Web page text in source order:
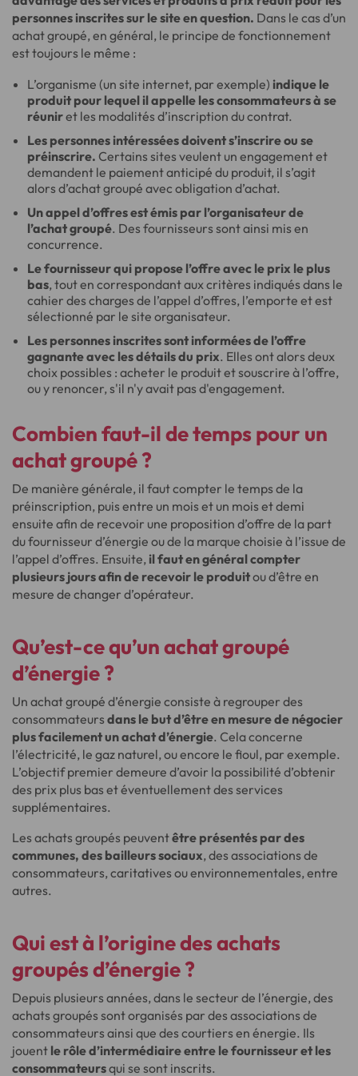
personnes inscrites sur le site en question. Dans le cas d’un
achat groupé, en général, le principe de fonctionnement
est toujours le même :
L’organisme (un site internet, par exemple) indique le
produit pour lequel il appelle les consommateurs à se
réuniret les modalités d’inscription du contrat.
Les personnes intéressées doivent s’inscrire ou se
préinscrire. Certains sites veulent un engagement et
demandent le paiement anticipé du produit, il s’agit
alors d’achat groupé avec obligation d’achat.
Un appel d’offres est émis par l’organisateur de
l’achat groupé. Des fournisseurs sont ainsi mis en
concurrence.
Le fournisseur qui propose l’offre avec le prix le plus
bas, tout en correspondant aux critères indiqués dans le
cahier des charges de l’appel d’offres, l’emporte et est
sélectionné par le site organisateur.
Les personnes inscrites sont informées de l’offre
gagnante avec les détails du prix. Elles ont alors deux
choix possibles : acheter le produit et souscrire à l’offre,
ou y renoncer, s'il n'y avait pas d'engagement.
Combien faut-il de temps pour un
achat groupé ?
De manière générale, il faut compter le temps de la
préinscription, puis entre un mois et un mois et demi
ensuite afin de recevoir une proposition d’offre de la part
du fournisseur d’énergie ou de la marque choisie à l’issue de
l’appel d’offres. Ensuite, il faut en général compter
plusieurs jours afin de recevoir le produitou d’être en
mesure de changer d’opérateur.
Qu’est-ce qu’un achat groupé
d’énergie ?
Un achat groupé d’énergie consiste à regrouper des
consommateurs dans le but d’être en mesure de négocier
plus facilement un achat d’énergie. Cela concerne
l’électricité, le gaz naturel, ou encore le fioul, par exemple.
L’objectif premier demeure d’avoir la possibilité d’obtenir
des prix plus bas et éventuellement des services
supplémentaires.
Les achats groupés peuventêtre présentés par des
communes, des bailleurs sociaux, des associations de
consommateurs, caritatives ou environnementales, entre
autres.
Qui est à l’origine des achats
groupés d’énergie ?
Depuis plusieurs années, dans le secteur de l’énergie, des
achats groupés sont organisés par des associations de
consommateurs ainsi que des courtiers en énergie. Ils
jouent le rôle d’intermédiaire entre le fournisseur et les
consommateursqui se sont inscrits.